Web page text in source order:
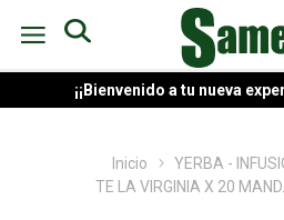
¡¡Bienvenido a tu nueva
Inicio YERBA -
TE LA VIRGINIA X 20